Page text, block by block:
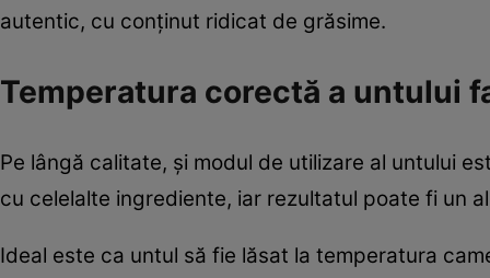
autentic, cu conținut ridicat de grăsime.
Temperatura corectă a untului
Pe lângă calitate, și modul de utilizare al untului
cu celelalte ingrediente, iar rezultatul poate fi un
Ideal este ca untul să fie lăsat la temperatura